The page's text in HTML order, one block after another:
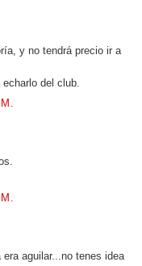
y no tendrá precio ir a
del club.
aguilar...no tenes idea